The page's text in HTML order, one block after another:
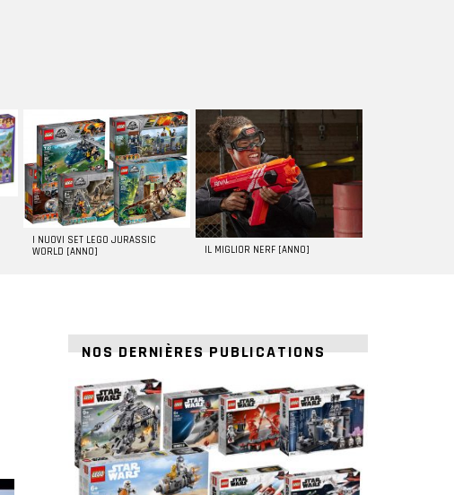
I NUOVI SET LEGO JURASSIC
WORLD [ANNO]
IL MIGLIOR NERF [ANNO]
NOS DERNIÈRES PUBLICATIONS